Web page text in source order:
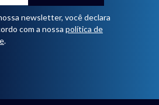
newsletter, você declara
com a nossa política de
.